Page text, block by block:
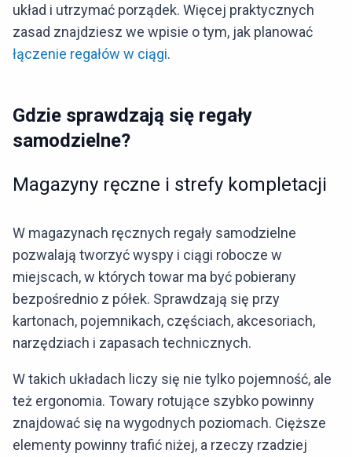
układ i utrzymać porządek. Więcej praktycznych
zasad znajdziesz we wpisie o tym, jak planować
łączenie regałów w ciągi.
Gdzie sprawdzają się regały
samodzielne?
Magazyny ręczne i strefy kompletacji
W magazynach ręcznych regały samodzielne
pozwalają tworzyć wyspy i ciągi robocze w
miejscach, w których towar ma być pobierany
bezpośrednio z półek. Sprawdzają się przy
kartonach, pojemnikach, częściach, akcesoriach,
narzędziach i zapasach technicznych.
W takich układach liczy się nie tylko pojemność, ale
też ergonomia. Towary rotujące szybko powinny
znajdować się na wygodnych poziomach. Cięższe
elementy powinny trafić niżej, a rzeczy rzadziej